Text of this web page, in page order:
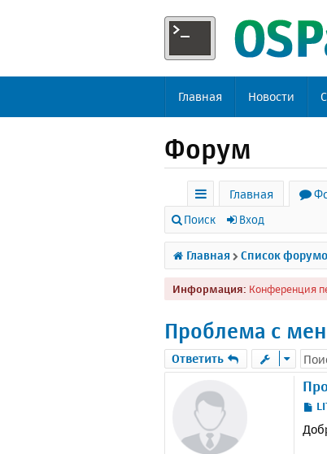
Главная Новости
Форум
с
ы
л
к
Главная
Поиск Вход
Главная Список
Информация: Конференция
Проблема с
Ответить
С
о